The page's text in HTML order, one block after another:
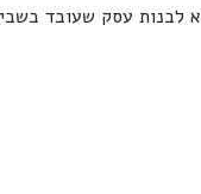
לבנות עסק שעובד